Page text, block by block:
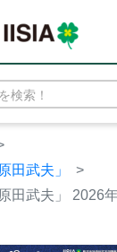
田武夫」
田武夫」 2026